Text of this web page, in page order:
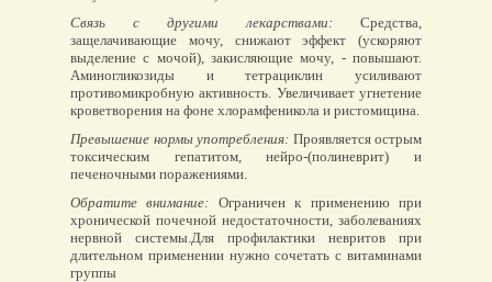
Связь с другими лекарствами: Средства,
защелачивающие мочу, снижают эффект (ускоряют
выделение с мочой), закисляющие мочу, - повышают.
Аминогликозиды и тетрациклин усиливают
противомикробную активность. Увеличивает угнетение
кроветворения на фоне хлорамфеникола и ристомицина.
Превышение нормы употребления: Проявляется острым
токсическим гепатитом, нейро-(полиневрит) и
печеночными поражениями.
Обратите внимание: Ограничен к применению при
хронической почечной недостаточности, заболеваниях
нервной системы.Для профилактики невритов при
длительном применении нужно сочетать с витаминами
группы